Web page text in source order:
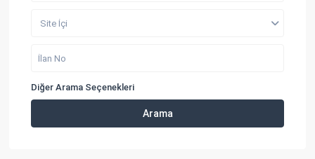
Site İçi
Diğer Arama Seçenekleri
Arama